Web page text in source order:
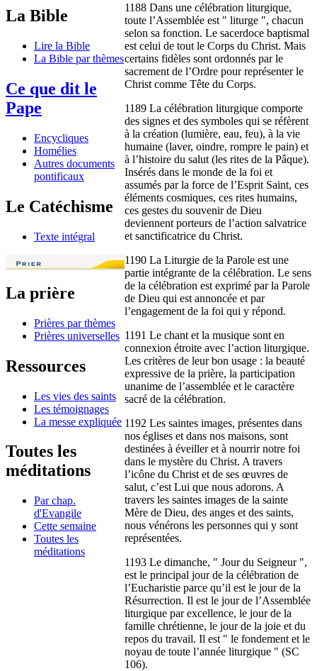
La Bible
Lire la Bible
La Bible par thèmes
Ce que dit le
Pape
Encycliques
Homélies
Autres documents
pontificaux
Le Catéchisme
Texte intégral
La prière
Prières par thèmes
Prières universelles
Ressources
Les vies des saints
Les témoignages
La messe expliquée
Toutes les
méditations
Par chap.
d'Evangile
Cette semaine
Toutes les
méditations
1188 Dans une célébration liturgique,
toute l’Assemblée est " liturge ", chacun
selon sa fonction. Le sacerdoce baptismal
est celui de tout le Corps du Christ. Mais
certains fidèles sont ordonnés par le
sacrement de l’Ordre pour représenter le
Christ comme Tête du Corps.
1189 La célébration liturgique comporte
des signes et des symboles qui se réfèrent
à la création (lumière, eau, feu), à la vie
humaine (laver, oindre, rompre le pain) et
à l’histoire du salut (les rites de la Pâque).
Insérés dans le monde de la foi et
assumés par la force de l’Esprit Saint, ces
éléments cosmiques, ces rites humains,
ces gestes du souvenir de Dieu
deviennent porteurs de l’action salvatrice
et sanctificatrice du Christ.
1190 La Liturgie de la Parole est une
partie intégrante de la célébration. Le sens
de la célébration est exprimé par la Parole
de Dieu qui est annoncée et par
l’engagement de la foi qui y répond.
1191 Le chant et la musique sont en
connexion étroite avec l’action liturgique.
Les critères de leur bon usage : la beauté
expressive de la prière, la participation
unanime de l’assemblée et le caractère
sacré de la célébration.
1192 Les saintes images, présentes dans
nos églises et dans nos maisons, sont
destinées à éveiller et à nourrir notre foi
dans le mystère du Christ. A travers
l’icône du Christ et de ses œuvres de
salut, c’est Lui que nous adorons. A
travers les saintes images de la sainte
Mère de Dieu, des anges et des saints,
nous vénérons les personnes qui y sont
représentées.
1193 Le dimanche, " Jour du Seigneur ",
est le principal jour de la célébration de
l’Eucharistie parce qu’il est le jour de la
Résurrection. Il est le jour de l’Assemblée
liturgique par excellence, le jour de la
famille chrétienne, le jour de la joie et du
repos du travail. Il est " le fondement et le
noyau de toute l’année liturgique " (SC
106).